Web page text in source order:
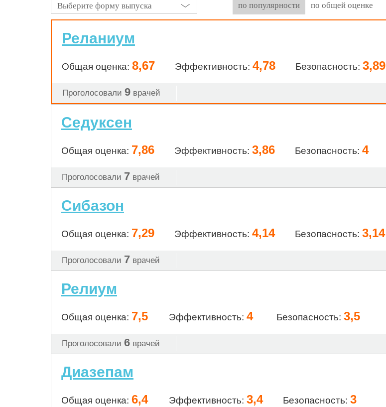
Выберите форму выпуска по популярности по общей оценке
Реланиум
Общая оценка: 8,67 Эффективность: 4,78 Безопасность: 3,89
Проголосовали 9 врачей
Седуксен
Общая оценка: 7,86 Эффективность: 3,86 Безопасность: 4
Проголосовали 7 врачей
Сибазон
Общая оценка: 7,29 Эффективность: 4,14 Безопасность: 3,14
Проголосовали 7 врачей
Релиум
Общая оценка: 7,5 Эффективность: 4 Безопасность: 3,5
Проголосовали 6 врачей
Диазепам
Общая оценка: 6,4 Эффективность: 3,4 Безопасность: 3